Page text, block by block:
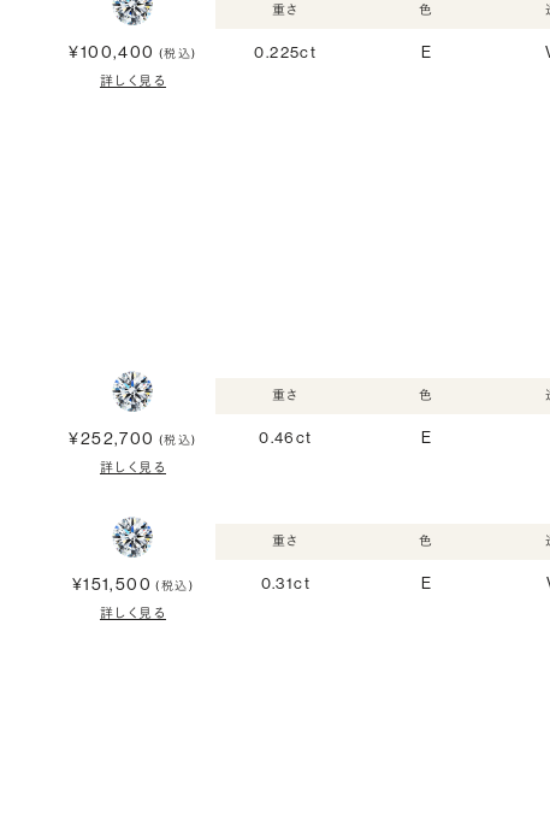
¥100,400 (税込)
詳しく見る
重さ
0.225ct
色
E
¥252,700 (税込)
詳しく見る
重さ
0.46ct
色
E
¥151,500 (税込)
詳しく見る
重さ
0.31ct
色
E